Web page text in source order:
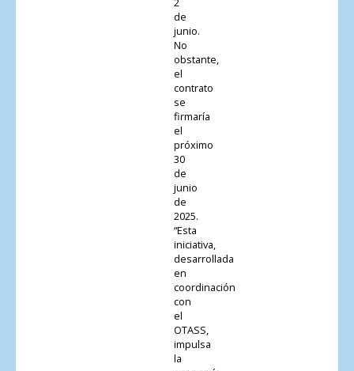
de
junio.
No
obstante,
el
contrato
se
firmaría
el
próximo
30
de
junio
de
2025.
“Esta
iniciativa,
desarrollada
en
coordinación
con
el
OTASS,
impulsa
la